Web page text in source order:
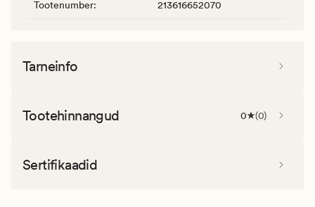
Tootenumber: 213616652070
Tarneinfo
Tootehinnangud 0 (0)
Sertifikaadid